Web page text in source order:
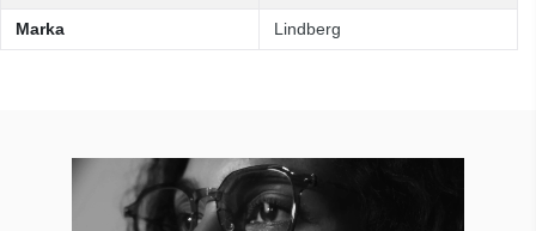
Marka Lindberg